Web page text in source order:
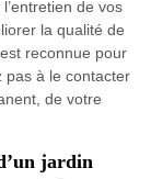
de vos
la qualité de
reconnue pour
pas à le contacter
de votre
jardin